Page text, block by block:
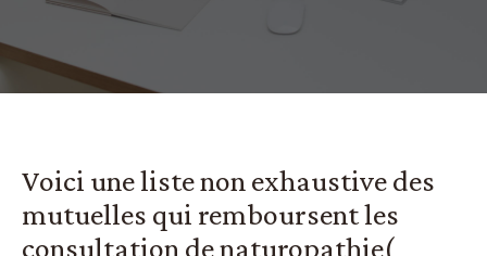
Voici une liste non exhaustive des
mutuelles qui remboursent les
consultation de naturopathie(